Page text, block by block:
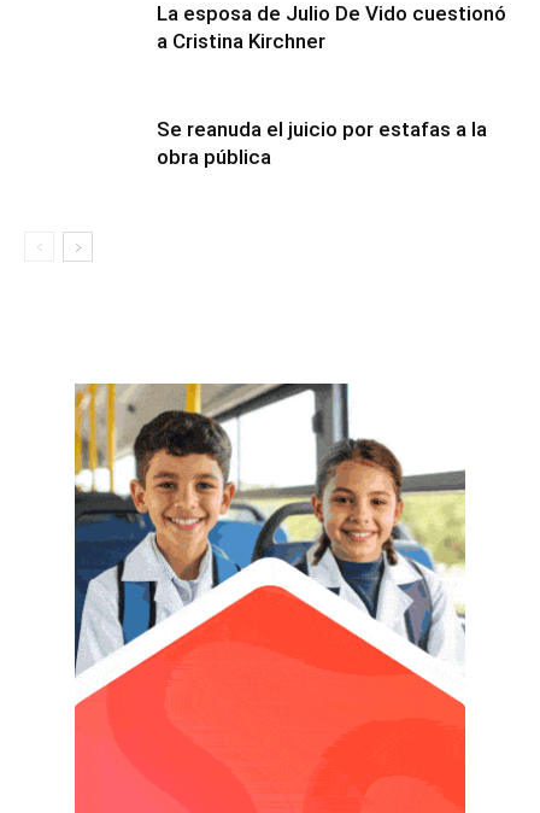
La esposa de Julio De Vido cuestionó
a Cristina Kirchner
Se reanuda el juicio por estafas a la
obra pública